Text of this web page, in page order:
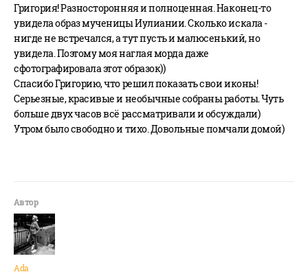
Григория! Разносторонняя и полноценная. Наконец-то
увидела образ мученицы Иулиании. Сколько искала -
нигде не встречался, а тут пусть и малюсенький, но
увидела. Поэтому моя наглая морда даже
сфотографировала этот образок))
Спасибо Григорию, что решил показать свои иконы!
Серьезные, красивые и необычные собраны работы. Чуть
больше двух часов всё рассматривали и обсуждали)
Утром было свободно и тихо. Довольные помчали домой)
Ada